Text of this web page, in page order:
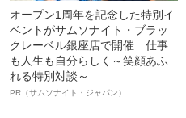
オープン1周年を記念した特別イ
ベントがサムソナイト・ブラッ
クレーベル銀座店で開催 仕事
も人生も自分らしく～笑顔あふ
れる特別対談～
PR（サムソナイト・ジャパン）